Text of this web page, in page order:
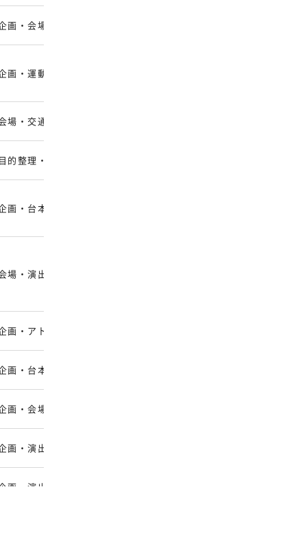
画・会場施工・運営・事後対応
画・運動・健康測定・運営
場・交通宿泊・受付・配信・振り返り
目的整理・企画・映像・社内浸透
画・台本・映像・音響照明・配信
場・演出・音響照明・交通宿泊
画・アトラクション・機材・運営
画・台本・映像・装飾・配信
画・会場・配信・進行・事後対応
画・演出・交通宿泊・当日運営
画・演出・キャスティング・運営